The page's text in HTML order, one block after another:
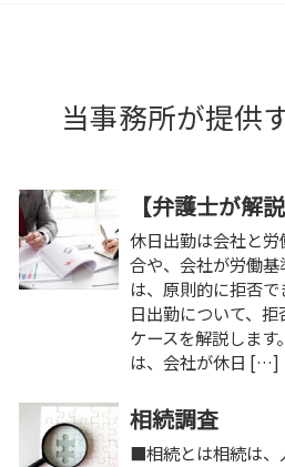
当事務所が提供
【弁護士が解
休日出勤は会社と
合や、会社が労働
は、原則的に拒否
日出勤について、
ケースを解説しま
は、会社が休日 […]
相続調査
■相続とは相続は、